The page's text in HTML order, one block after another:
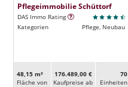
Pflegeimmobilie Schüttorf
DAS Immo Rating
Kategorien
Pflege, Neubau
48,15 m²
Fläche von
176.489,00 €
Kaufpreise ab
70
Ein­heiten